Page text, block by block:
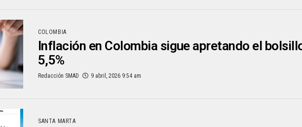
COLOMBIA
Inflación en Colombia sigue apretando el
5,5%
Redacción SMAD 9 abril, 2026 9:54 am
SANTA MARTA